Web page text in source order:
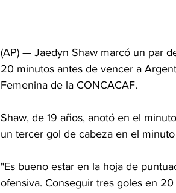
(AP) — Jaedyn Shaw marcó un par
20 minutos antes de vencer a
Femenina de la CONCACAF.
Shaw, de 19 años, anotó en el
un tercer gol de cabeza en el
"Es bueno estar en la hoja de
ofensiva. Conseguir tres goles en